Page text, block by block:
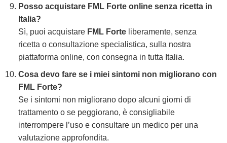
Posso acquistare FML Forte online senza ricetta in
Italia?
Sì, puoi acquistare FML Forteliberamente, senza
ricetta o consultazione specialistica, sulla nostra
piattaforma online, con consegna in tutta Italia.
Cosa devo fare se i miei sintomi non migliorano con
FML Forte?
Se i sintomi non migliorano dopo alcuni giorni di
trattamento o se peggiorano, è consigliabile
interrompere l’uso e consultare un medico per una
valutazione approfondita.